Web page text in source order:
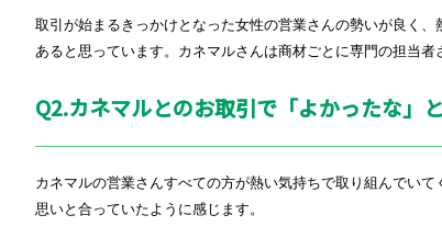
取引が始まるきっかけとなった女性の営業さんの勢いが良く
あると思っています。カネマルさんは商材ごとに専門の担当
Q2.カネマルとのお取引で「よかったな」
カネマルの営業さんすべての方が熱い気持ちで取り組んでい
思いと合っていたように感じます。